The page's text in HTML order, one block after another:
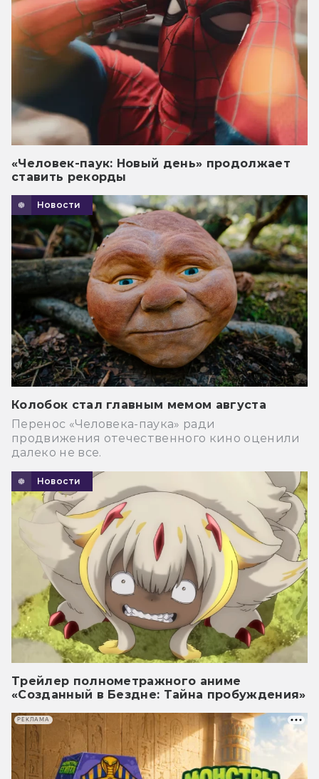
«Человек-паук: Новый день» продолжает
ставить рекорды
Новости
Колобок стал главным мемом августа
Перенос «Человека-паука» ради
продвижения отечественного кино оценили
далеко не все.
Новости
Трейлер полнометражного аниме
«Созданный в Бездне: Тайна пробуждения»
РЕКЛАМА